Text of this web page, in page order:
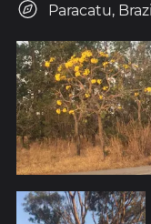
Paracatu, Brazil